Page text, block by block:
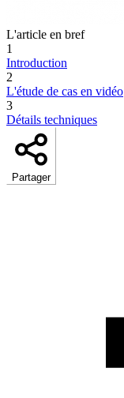
L'article en bref
1
Introduction
2
L'étude de cas en vidéo
3
Détails techniques
Partager